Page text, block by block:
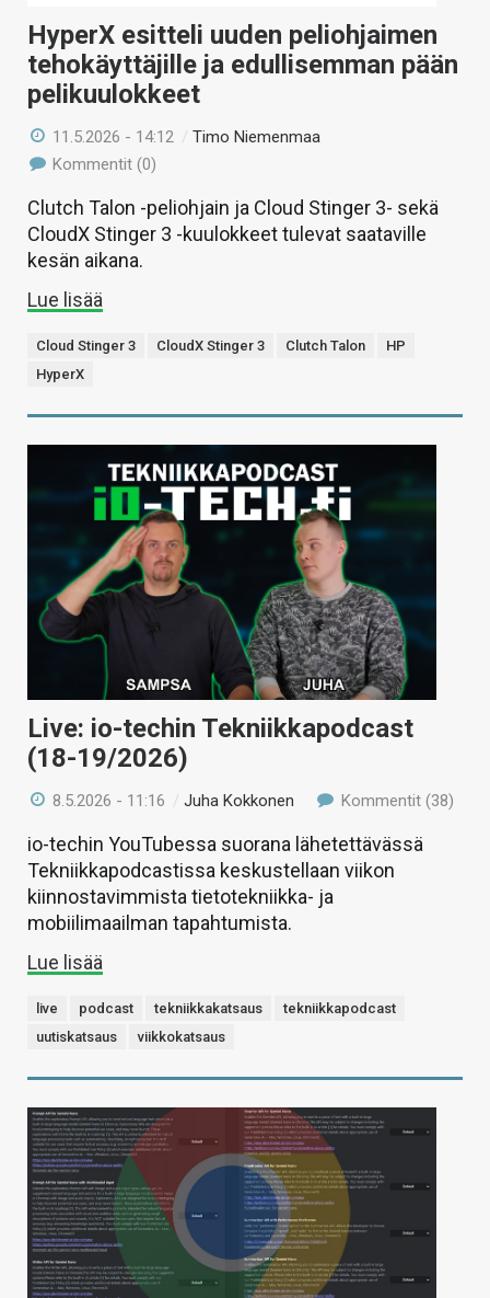
HyperX esitteli uuden peliohjaimen
tehokäyttäjille ja edullisemman pään
pelikuulokkeet
11.5.2026 - 14:12 /Timo Niemenmaa
Kommentit (0)
Clutch Talon -peliohjain ja Cloud Stinger 3- sekä
CloudX Stinger 3 -kuulokkeet tulevat saataville
kesän aikana.
Lue lisää
Cloud Stinger 3 CloudX Stinger 3 Clutch Talon
HP
HyperX
Live: io-techin Tekniikkapodcast
(18-19/2026)
8.5.2026 - 11:16 /Juha Kokkonen Kommentit (38)
io-techin YouTubessa suorana lähetettävässä
Tekniikkapodcastissa keskustellaan viikon
kiinnostavimmista tietotekniikka- ja
mobiilimaailman tapahtumista.
Lue lisää
live podcast tekniikkakatsaus
tekniikkapodcast
uutiskatsaus
viikkokatsaus